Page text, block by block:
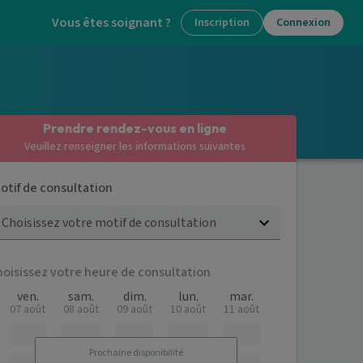
Vous êtes soignant ? Inscription Connexion
Prendre rendez-vous en ligne
Veuillez renseigner les informations suivantes
de consultation
Choisissez votre motif de consultation
votre heure de consultation
Prochaine disponibilité
ven.
07 août
sam.
08 août
dim.
09 août
lun.
10 août
mar.
11 août